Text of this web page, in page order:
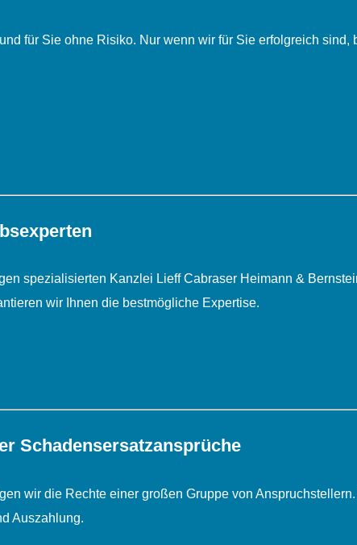
für Sie ohne Risiko. Nur wenn wir für Sie erfolgreich
spezialisierten Kanzlei Lieff Cabraser Heimann &
wir Ihnen die bestmögliche Expertise.
Schadens­ersatz­ansprüche
wir die Rechte einer großen Gruppe von
Auszahlung.